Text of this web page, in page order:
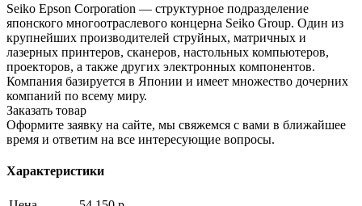
Seiko Epson Corporation — структурное подразделение
японского многоотраслевого концерна Seiko Group. Один из
крупнейших производителей струйных, матричных и
лазерных принтеров, сканеров, настольных компьютеров,
проекторов, а также других электронных компонентов.
Компания базируется в Японии и имеет множество дочерних
компаний по всему миру.
Заказать товар
Оформите заявку на сайте, мы свяжемся с вами в ближайшее
время и ответим на все интересующие вопросы.
Характеристики